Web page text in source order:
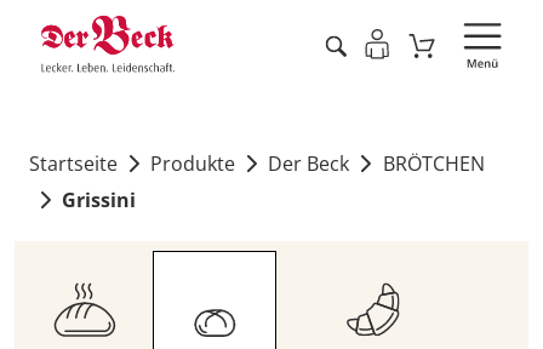
Startseite Produkte Der Beck
BRÖTCHEN
Grissini